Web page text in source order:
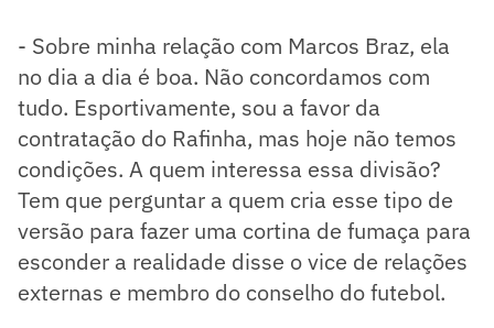
- Sobre minha relação com Marcos Braz, ela
no dia a dia é boa. Não concordamos com
tudo. Esportivamente, sou a favor da
contratação do Rafinha, mas hoje não temos
condições. A quem interessa essa divisão?
Tem que perguntar a quem cria esse tipo de
versão para fazer uma cortina de fumaça para
esconder a realidade disse o vice de relações
externas e membro do conselho do futebol.